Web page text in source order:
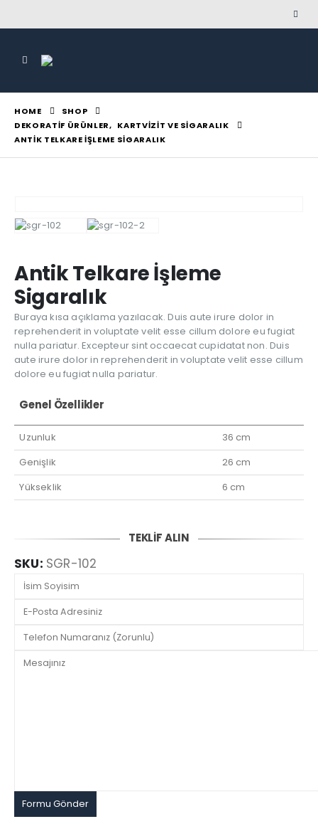
HOME
SHOP
DEKORATIF ÜRÜNLER, KARTVIZIT VE SIGARALIK
ANTIK TELKARE İŞLEME SIGARALIK
Antik Telkare İşleme
Sigaralık
Buraya kısa açıklama yazılacak. Duis aute irure dolor in
reprehenderit in voluptate velit esse cillum dolore eu fugiat
nulla pariatur. Excepteur sint occaecat cupidatat non. Duis
aute irure dolor in reprehenderit in voluptate velit esse cillum
dolore eu fugiat nulla pariatur.
Genel Özellikler
Uzunluk
36 cm
Genişlik
26 cm
Yükseklik
6 cm
TEKLİF ALIN
SKU: SGR-102